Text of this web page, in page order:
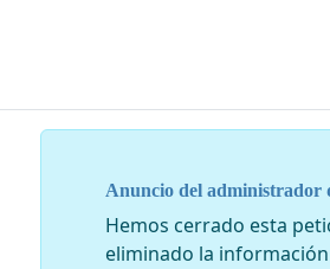
Anuncio del administrador
Hemos cerrado esta
eliminado la